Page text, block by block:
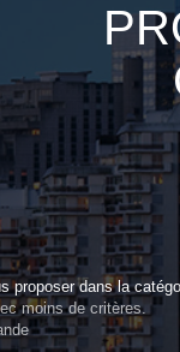
proposer dans la
moins de critères.